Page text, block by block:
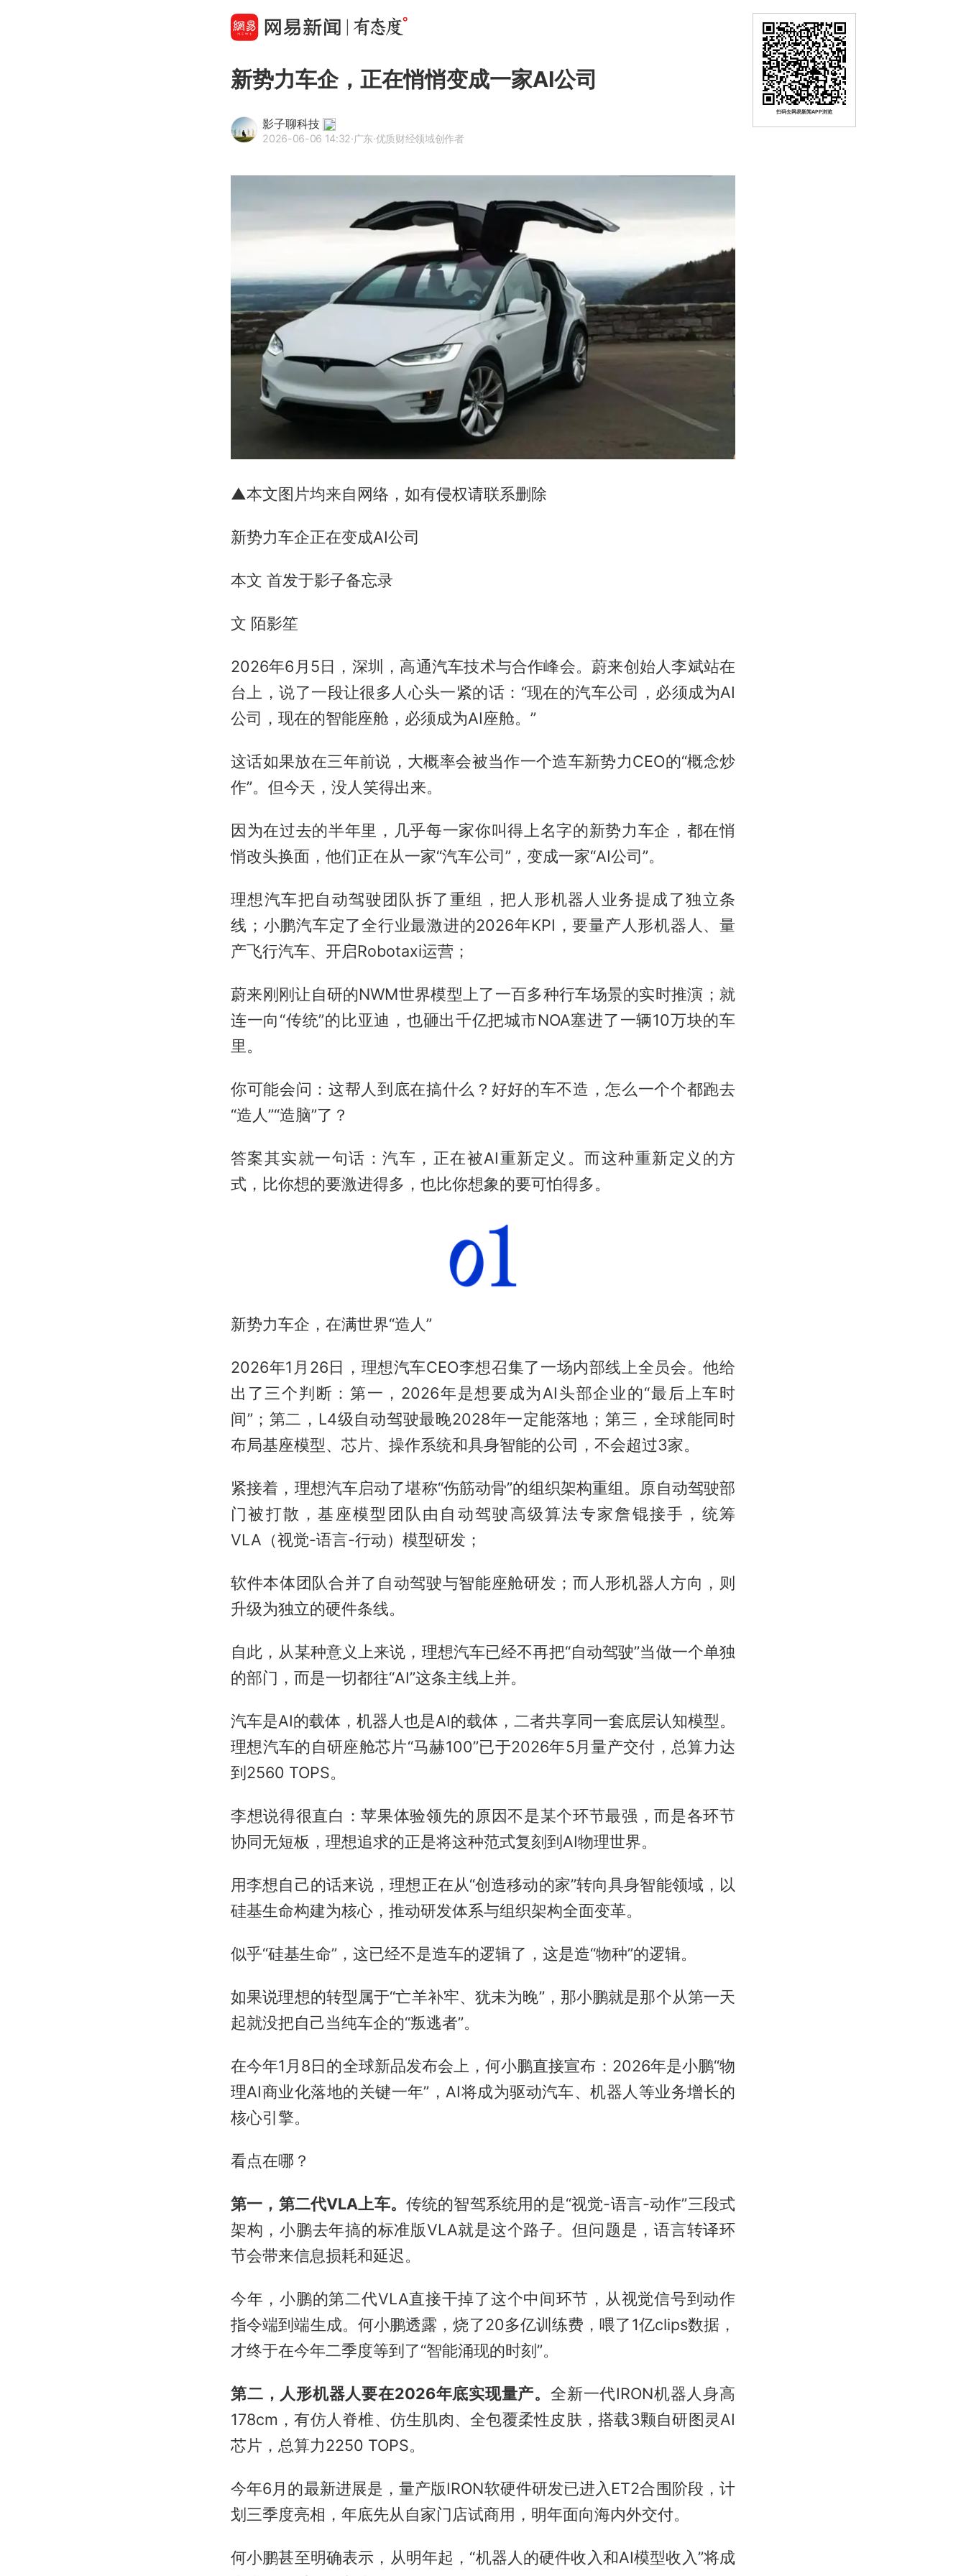
新势力车企，正在悄悄变成一家AI公司
影子聊科技
2026-06-06 14:32·广东·优质财经领域创作者
▲本文图片均来自网络，如有侵权请联系删除
新势力车企正在变成AI公司
本文 首发于影子备忘录
文 陌影笙
2026年6月5日，深圳，高通汽车技术与合作峰会。蔚来创始人李斌站在
台上，说了一段让很多人心头一紧的话：“现在的汽车公司，必须成为AI
公司，现在的智能座舱，必须成为AI座舱。”
这话如果放在三年前说，大概率会被当作一个造车新势力CEO的“概念炒
作”。但今天，没人笑得出来。
因为在过去的半年里，几乎每一家你叫得上名字的新势力车企，都在悄
悄改头换面，他们正在从一家“汽车公司”，变成一家“AI公司”。
理想汽车把自动驾驶团队拆了重组，把人形机器人业务提成了独立条
线；小鹏汽车定了全行业最激进的2026年KPI，要量产人形机器人、量
产飞行汽车、开启Robotaxi运营；
蔚来刚刚让自研的NWM世界模型上了一百多种行车场景的实时推演；就
连一向“传统”的比亚迪，也砸出千亿把城市NOA塞进了一辆10万块的车
里。
你可能会问：这帮人到底在搞什么？好好的车不造，怎么一个个都跑去
“造人”“造脑”了？
答案其实就一句话：汽车，正在被AI重新定义。而这种重新定义的方
式，比你想的要激进得多，也比你想象的要可怕得多。
新势力车企，在满世界“造人”
2026年1月26日，理想汽车CEO李想召集了一场内部线上全员会。他给
出了三个判断：第一，2026年是想要成为AI头部企业的“最后上车时
间”；第二，L4级自动驾驶最晚2028年一定能落地；第三，全球能同时
布局基座模型、芯片、操作系统和具身智能的公司，不会超过3家。
紧接着，理想汽车启动了堪称“伤筋动骨”的组织架构重组。原自动驾驶部
门被打散，基座模型团队由自动驾驶高级算法专家詹锟接手，统筹
VLA（视觉-语言-行动）模型研发；
软件本体团队合并了自动驾驶与智能座舱研发；而人形机器人方向，则
升级为独立的硬件条线。
自此，从某种意义上来说，理想汽车已经不再把“自动驾驶”当做一个单独
的部门，而是一切都往“AI”这条主线上并。
汽车是AI的载体，机器人也是AI的载体，二者共享同一套底层认知模型。
理想汽车的自研座舱芯片“马赫100”已于2026年5月量产交付，总算力达
到2560 TOPS。
李想说得很直白：苹果体验领先的原因不是某个环节最强，而是各环节
协同无短板，理想追求的正是将这种范式复刻到AI物理世界。
用李想自己的话来说，理想正在从“创造移动的家”转向具身智能领域，以
硅基生命构建为核心，推动研发体系与组织架构全面变革。
似乎“硅基生命”，这已经不是造车的逻辑了，这是造“物种”的逻辑。
如果说理想的转型属于“亡羊补牢、犹未为晚”，那小鹏就是那个从第一天
起就没把自己当纯车企的“叛逃者”。
在今年1月8日的全球新品发布会上，何小鹏直接宣布：2026年是小鹏“物
理AI商业化落地的关键一年”，AI将成为驱动汽车、机器人等业务增长的
核心引擎。
看点在哪？
第一，第二代VLA上车。 传统的智驾系统用的是“视觉-语言-动作”三段式
架构，小鹏去年搞的标准版VLA就是这个路子。但问题是，语言转译环
节会带来信息损耗和延迟。
今年，小鹏的第二代VLA直接干掉了这个中间环节，从视觉信号到动作
指令端到端生成。何小鹏透露，烧了20多亿训练费，喂了1亿clips数据，
才终于在今年二季度等到了“智能涌现的时刻”。
第二，人形机器人要在2026年底实现量产。 全新一代IRON机器人身高
178cm，有仿人脊椎、仿生肌肉、全包覆柔性皮肤，搭载3颗自研图灵AI
芯片，总算力2250 TOPS。
今年6月的最新进展是，量产版IRON软硬件研发已进入ET2合围阶段，计
划三季度亮相，年底先从自家门店试商用，明年面向海内外交付。
何小鹏甚至明确表示，从明年起，“机器人的硬件收入和AI模型收入”将成
扫码去网易新闻APP浏览